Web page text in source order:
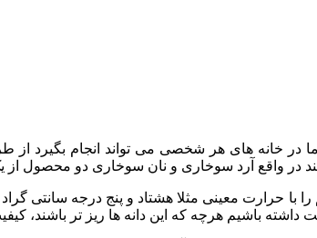
در خانه های هر شخصی می تواند انجام بگیرد
واقع آرد سوخاری و نان سوخاری دو محصول از
را با حرارت معینی مثلا هشتاد و پنج درجه
داشته باشیم هرچه که این دانه ها ریز تر